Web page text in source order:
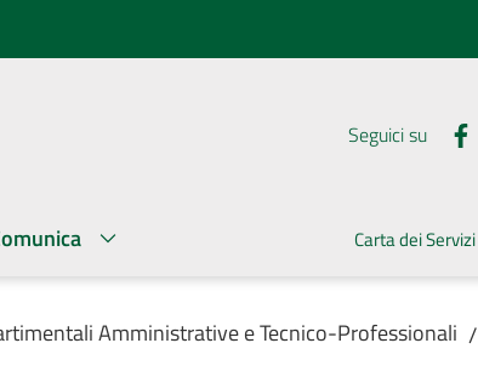
Seguici su
Carta dei Servizi
Amministrative e Tecnico-Professionali /